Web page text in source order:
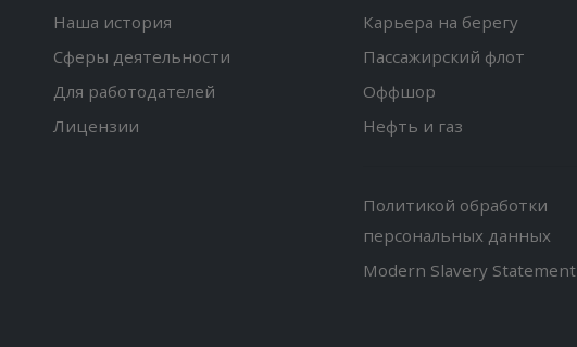
Наша история
Сферы деятельности
Для работодателей
Лицензии
Карьера на берегу
Пассажирский флот
Оффшор
Нефть и газ
Политикой обработки
персональных данных
Modern Slavery Statement